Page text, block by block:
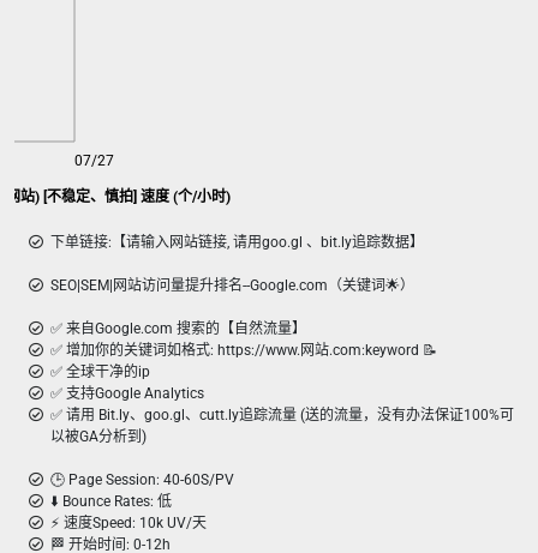
SEO 访问量(20s 留存网站) [不稳定、慎拍] 速度 (个/小时)
07/27
下单链接:【请输入网站链接, 请用goo.gl 、bit.ly追踪数据】
SEO|SEM|网站访问量提升排名--Google.com（关键词🌟）
✅ 来自Google.com 搜索的【自然流量】
✅ 增加你的关键词如格式: https://www.网站.com:keyword 📝
✅ 全球干净的ip
✅ 支持Google Analytics
✅ 请用 Bit.ly、goo.gl、cutt.ly追踪流量 (送的流量，没有办法保证100%可
以被GA分析到)
🕒 Page Session: 40-60S/PV
⬇️ Bounce Rates: 低
⚡️ 速度Speed: 10k UV/天
🏁 开始时间: 0-12h